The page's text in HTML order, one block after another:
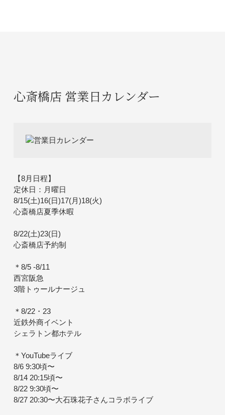
心斎橋店 営業日カレンダー
【8月日程】
定休日：月曜日
8/15(土)16(日)17(月)18(火)
心斎橋店夏季休暇
8/22(土)23(日)
心斎橋店予約制
＊8/5 -8/11
西宮阪急
3階トゥールナージュ
＊8/22・23
近鉄外商イベント
シェラトン都ホテル
＊YouTubeライブ
8/6 9:30頃〜
8/14 20:15頃〜
8/22 9:30頃〜
8/27 20:30〜大石珠花子さんコラボライブ